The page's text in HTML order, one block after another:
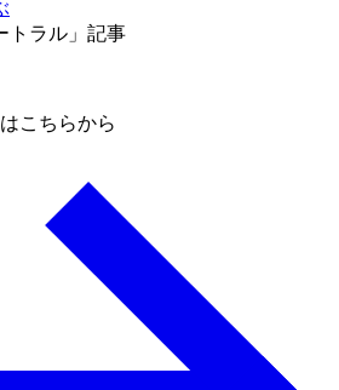
トラル」記事
こちらから